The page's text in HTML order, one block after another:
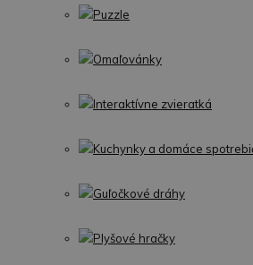
Puzzle
Omaľovánky
Interaktívne zvieratká
Kuchynky a domáce
Guľočkové dráhy
Plyšové hračky